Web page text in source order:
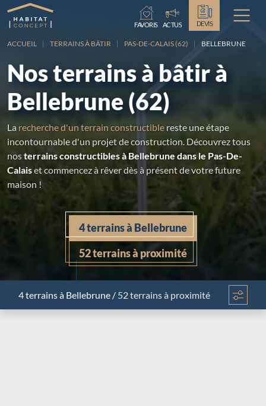
Chargement...
FAVORIS
ACTUS DEVIS
ACCUEIL TERRAINS À BÂTIR PAS-DE-CALAIS (62) BELLEBRUNE
Nos terrains à bâtir à
Bellebrune (62)
La recherche d'un terrain constructible reste une étape
incontournable d'un projet de construction. Découvrez tous
nosterrains constructibles à Bellebrune dans le Pas-De-
Calaiset commencez à rêver dès à présent de votre future
maison !
4 terrains à Bellebrune
52 terrains à proximité
4 terrainsà Bellebrune / 52 terrains à proximité